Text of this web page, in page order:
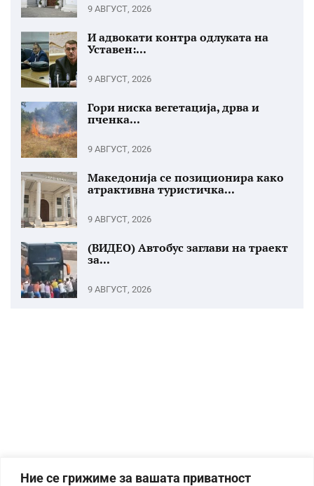
Ние се грижиме за вашата приватност
9 АВГУСТ, 2026
И адвокати контра одлуката на
Уставен:...
9 АВГУСТ, 2026
Гори ниска вегетација, дрва и
пченка...
9 АВГУСТ, 2026
Македонија се позиционира како
атрактивна туристичка...
9 АВГУСТ, 2026
(ВИДЕО) Автобус заглави на траект
за...
9 АВГУСТ, 2026